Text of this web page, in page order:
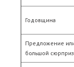
Годовщина
Предложение
большой сюрприз